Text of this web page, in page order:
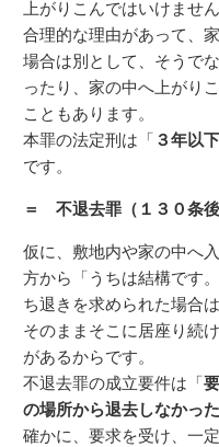
上がりこんではいけません
合理的な理由があって、
場合は別として、そうで
ったり、家の中へ上がり
こともあります。
本罪の法定刑は「３年以
です。
＝ 不退去罪（１３０条
仮に、敷地内や家の中へ
方から「うちは結構です
ち退きを求められた場合
そのままそこに居座り続
があるからです。
不退去罪の成立要件は「
の場所から退去しなかった
確かに、要求を受け、一